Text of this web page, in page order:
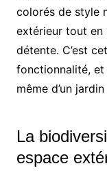
colorés de style
extérieur tout en
détente. C’est
fonctionnalité, et
même d’un
La
espace